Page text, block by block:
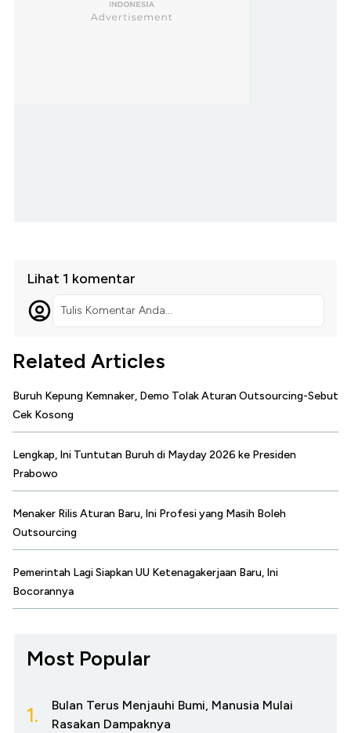
Lihat 1 komentar
Tulis Komentar Anda...
Related Articles
Buruh Kepung Kemnaker, Demo Tolak Aturan Outsourcing-Sebut
Cek Kosong
Lengkap, Ini Tuntutan Buruh di Mayday 2026 ke Presiden
Prabowo
Menaker Rilis Aturan Baru, Ini Profesi yang Masih Boleh
Outsourcing
Pemerintah Lagi Siapkan UU Ketenagakerjaan Baru, Ini
Bocorannya
Most Popular
1.
Bulan Terus Menjauhi Bumi, Manusia Mulai
Rasakan Dampaknya